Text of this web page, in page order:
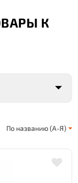
К
По названию (А-Я)